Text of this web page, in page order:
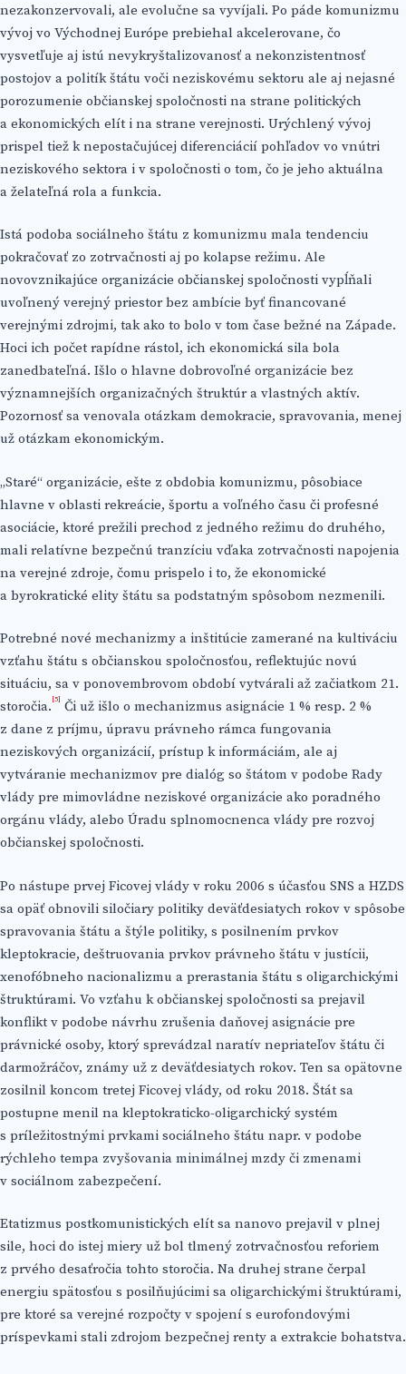
nezakonzervovali, ale evolučne sa vyvíjali. Po páde komunizmu
vývoj vo Východnej Európe prebiehal akcelerovane, čo
vysvetľuje aj istú nevykryštalizovanosť a nekonzistentnosť
postojov a politík štátu voči neziskovému sektoru ale aj nejasné
porozumenie občianskej spoločnosti na strane politických
a ekonomických elít i na strane verejnosti. Urýchlený vývoj
prispel tiež k nepostačujúcej diferenciácií pohľadov vo vnútri
neziskového sektora i v spoločnosti o tom, čo je jeho aktuálna
a želateľná rola a funkcia.
Istá podoba sociálneho štátu z komunizmu mala tendenciu
pokračovať zo zotrvačnosti aj po kolapse režimu. Ale
novovznikajúce organizácie občianskej spoločnosti vypĺňali
uvoľnený verejný priestor bez ambície byť financované
verejnými zdrojmi, tak ako to bolo v tom čase bežné na Západe.
Hoci ich počet rapídne rástol, ich ekonomická sila bola
zanedbateľná. Išlo o hlavne dobrovoľné organizácie bez
významnejších organizačných štruktúr a vlastných aktív.
Pozornosť sa venovala otázkam demokracie, spravovania, menej
už otázkam ekonomickým.
„Staré“ organizácie, ešte z obdobia komunizmu, pôsobiace
hlavne v oblasti rekreácie, športu a voľného času či profesné
asociácie, ktoré prežili prechod z jedného režimu do druhého,
mali relatívne bezpečnú tranzíciu vďaka zotrvačnosti napojenia
na verejné zdroje, čomu prispelo i to, že ekonomické
a byrokratické elity štátu sa podstatným spôsobom nezmenili.
Potrebné nové mechanizmy a inštitúcie zamerané na kultiváciu
vzťahu štátu s občianskou spoločnosťou, reflektujúc novú
situáciu, sa v ponovembrovom období vytvárali až začiatkom 21.
storočia. [5] Či už išlo o mechanizmus asignácie 1 % resp. 2 %
z dane z príjmu, úpravu právneho rámca fungovania
neziskových organizácií, prístup k informáciám, ale aj
vytváranie mechanizmov pre dialóg so štátom v podobe Rady
vlády pre mimovládne neziskové organizácie ako poradného
orgánu vlády, alebo Úradu splnomocnenca vlády pre rozvoj
občianskej spoločnosti.
Po nástupe prvej Ficovej vlády v roku 2006 s účasťou SNS a HZDS
sa opäť obnovili siločiary politiky deväťdesiatych rokov v spôsobe
spravovania štátu a štýle politiky, s posilnením prvkov
kleptokracie, deštruovania prvkov právneho štátu v justícii,
xenofóbneho nacionalizmu a prerastania štátu s oligarchickými
štruktúrami. Vo vzťahu k občianskej spoločnosti sa prejavil
konflikt v podobe návrhu zrušenia daňovej asignácie pre
právnické osoby, ktorý sprevádzal naratív nepriateľov štátu či
darmožráčov, známy už z deväťdesiatych rokov. Ten sa opätovne
zosilnil koncom tretej Ficovej vlády, od roku 2018. Štát sa
postupne menil na kleptokraticko-oligarchický systém
s príležitostnými prvkami sociálneho štátu napr. v podobe
rýchleho tempa zvyšovania minimálnej mzdy či zmenami
v sociálnom zabezpečení.
Etatizmus postkomunistických elít sa nanovo prejavil v plnej
sile, hoci do istej miery už bol tlmený zotrvačnosťou reforiem
z prvého desaťročia tohto storočia. Na druhej strane čerpal
energiu spätosťou s posilňujúcimi sa oligarchickými štruktúrami,
pre ktoré sa verejné rozpočty v spojení s eurofondovými
príspevkami stali zdrojom bezpečnej renty a extrakcie bohatstva.